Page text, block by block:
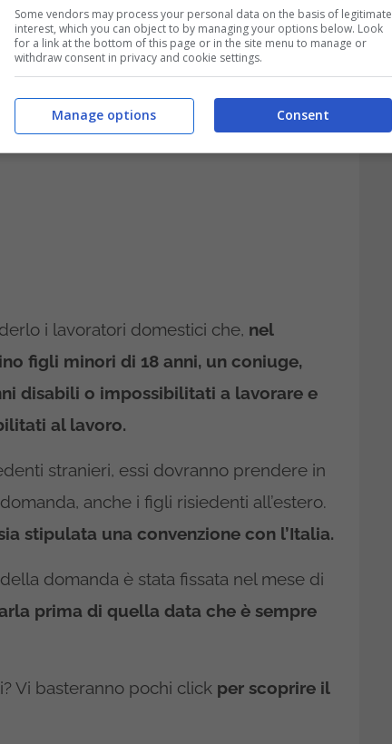
se si è soli, un regalo inaspettato:
i lavoratori domestici che, nel
figli minori di 18 anni, un coniuge,
disabili o impossibilitati a lavorare e
al lavoro.
stranieri, essi dovranno prendere in
anche i figli risiedenti all’estero.
stipulata una convenzione con l’Italia.
domanda è stata fissata nel mese di
prima di quella data che è sempre
Vi basteranno pochi click per scoprire il
Some vendors may process your personal data on the basis of legitimate
interest, which you can object to by managing your options below. Look
for a link at the bottom of this page or in the site menu to manage or
withdraw consent in privacy and cookie settings.
Consent
Manage options